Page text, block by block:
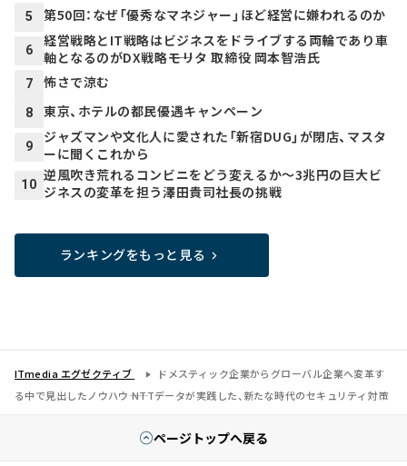
5 第50回：なぜ「優秀なマネジャー」ほど経営に嫌われるのか
6
経営戦略とIT戦略はビジネスをドライブする両輪であり車
軸となるのがDX戦略――モリタ 取締役 岡本智浩氏
7 怖さで涼む
8 東京、ホテルの都民優遇キャンペーン
9
ジャズマンや文化人に愛された「新宿DUG」が閉店、マスタ
ーに聞くこれから
10
逆風吹き荒れるコンビニをどう変えるか～3兆円の巨大ビ
ジネスの変革を担う澤田貴司社長の挑戦
ランキングをもっと見る
ITmedia エグゼクティブ
ドメスティック企業からグローバル企業へ変革す
る中で見出したノウハウ―― NTTデータが実践した、新たな時代のセキュリティ対策
ページトップへ戻る